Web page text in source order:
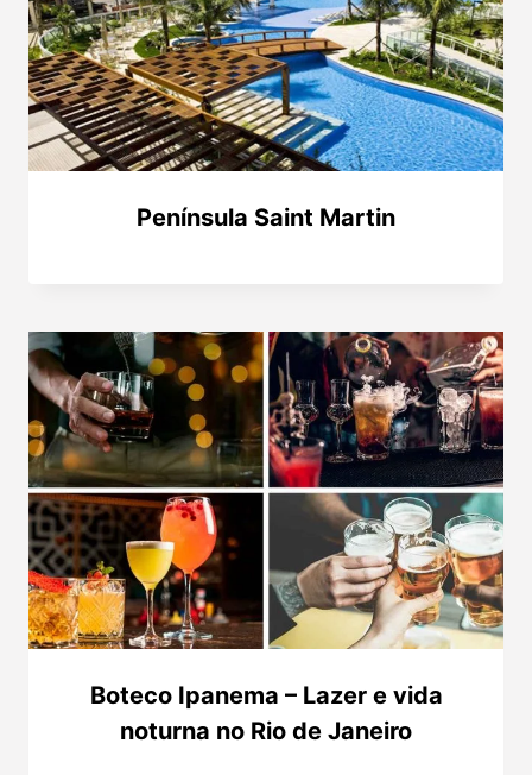
Península Saint Martin
Boteco Ipanema – Lazer e vida
noturna no Rio de Janeiro